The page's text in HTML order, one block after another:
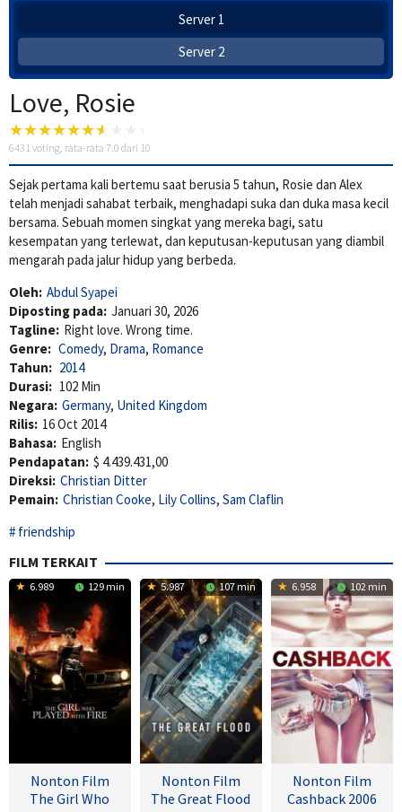
Server 1
Server 2
Love, Rosie
6431 voting, rata-rata 7.0 dari 10
Sejak pertama kali bertemu saat berusia 5 tahun, Rosie dan Alex
telah menjadi sahabat terbaik, menghadapi suka dan duka masa kecil
bersama. Sebuah momen singkat yang mereka bagi, satu
kesempatan yang terlewat, dan keputusan-keputusan yang diambil
mengarah pada jalur hidup yang berbeda.
Oleh: Abdul Syapei
Diposting pada: Januari 30, 2026
Tagline: Right love. Wrong time.
Genre: Comedy, Drama, Romance
Tahun: 2014
Durasi: 102 Min
Negara: Germany, United Kingdom
Rilis: 16 Oct 2014
Bahasa: English
Pendapatan: $ 4.439.431,00
Direksi: Christian Ditter
Pemain: Christian Cooke, Lily Collins, Sam Claflin
friendship
FILM TERKAIT
6.989 129 min
Nonton Film
The Girl Who
5.987 107 min
Nonton Film
The Great Flood
6.958 102 min
Nonton Film
Cashback 2006